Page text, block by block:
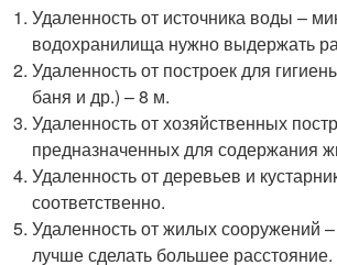
Удаленность от источника воды –
водохранилища нужно выдержать
Удаленность от построек для
баня и др.) – 8 м.
Удаленность от хозяйственных
предназначенных для содержания
Удаленность от деревьев и
соответственно.
Удаленность от жилых сооружений
лучше сделать большее расстояние.